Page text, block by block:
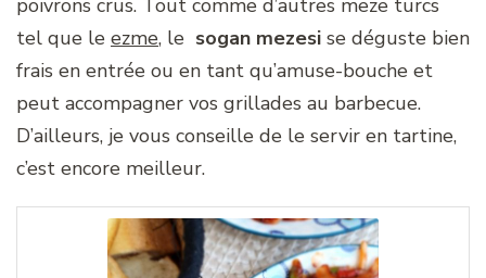
poivrons crus. Tout comme d’autres meze turcs
tel que le ezme, le sogan mezesi se déguste bien
frais en entrée ou en tant qu’amuse-bouche et
peut accompagner vos grillades au barbecue.
D’ailleurs, je vous conseille de le servir en tartine,
c’est encore meilleur.